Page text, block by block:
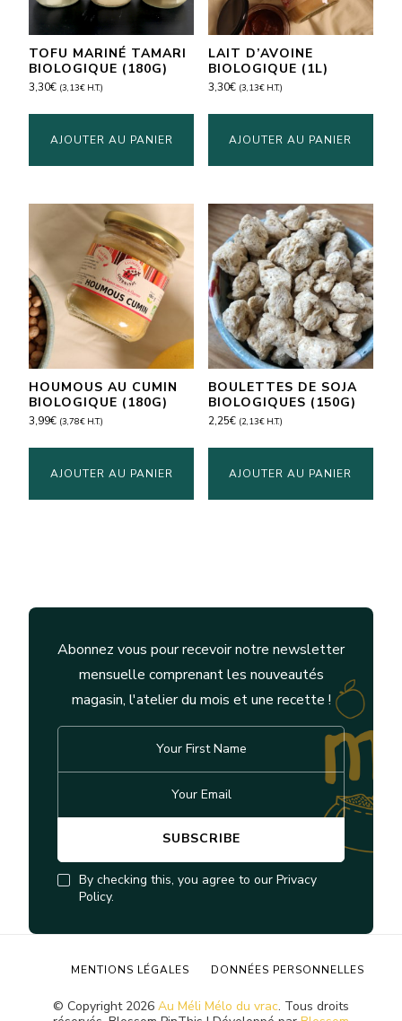
TOFU MARINÉ TAMARI
BIOLOGIQUE (180G)
3,30€ (3,13€ H.T.)
AJOUTER AU PANIER
LAIT D’AVOINE
BIOLOGIQUE (1L)
3,30€ (3,13€H.T.)
AJOUTER AU PANIER
HOUMOUS AU CUMIN
BIOLOGIQUE (180G)
3,99€ (3,78€ H.T.)
AJOUTER AU PANIER
BOULETTES DE SOJA
BIOLOGIQUES (150G)
2,25€ (2,13€H.T.)
AJOUTER AU PANIER
Abonnez vous pour recevoir notre newsletter
mensuelle comprenant les nouveautés
magasin, l'atelier du mois et une recette !
By checking this, you agree to our Privacy
Policy.
© Copyright 2026 Au Méli Mélo du vrac. Tous droits
MENTIONS LÉGALES DONNÉES PERSONNELLES